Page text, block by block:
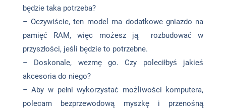
będzie taka potrzeba?
– Oczywiście, ten model ma dodatkowe gniazdo na
pamięć RAM, więc możesz ją rozbudować w
przyszłości, jeśli będzie to potrzebne.
– Doskonale, wezmę go. Czy poleciłbyś jakieś
akcesoria do niego?
– Aby w pełni wykorzystać możliwości komputera,
polecam bezprzewodową myszkę i przenośną